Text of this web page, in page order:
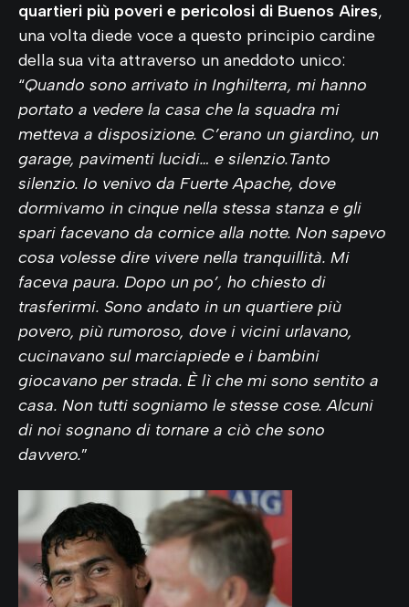
quartieri più poveri e pericolosi di Buenos Aires,
una volta diede voce a questo principio cardine
della sua vita attraverso un aneddoto unico:
“Quando sono arrivato in Inghilterra, mi hanno
portato a vedere la casa che la squadra mi
metteva a disposizione. C’erano un giardino, un
garage, pavimenti lucidi… e silenzio.Tanto
silenzio. Io venivo da Fuerte Apache, dove
dormivamo in cinque nella stessa stanza e gli
spari facevano da cornice alla notte. Non sapevo
cosa volesse dire vivere nella tranquillità. Mi
faceva paura. Dopo un po’, ho chiesto di
trasferirmi. Sono andato in un quartiere più
povero, più rumoroso, dove i vicini urlavano,
cucinavano sul marciapiede e i bambini
giocavano per strada. È lì che mi sono sentito a
casa. Non tutti sogniamo le stesse cose. Alcuni
di noi sognano di tornare a ciò che sono
davvero.”